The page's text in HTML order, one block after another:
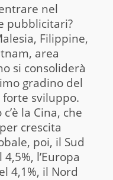
nel
pubblicitari?
Filippine,
area
si consoliderà
gradino del
sviluppo.
la Cina, che
crescita
poi, il Sud
l’Europa
4,1%, il Nord